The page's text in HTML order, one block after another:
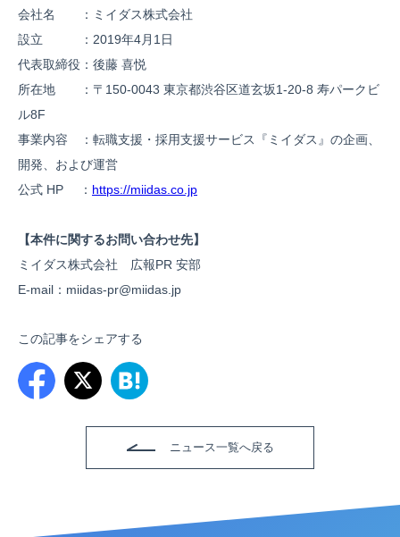
会社名 ：ミイダス株式会社
設立 ：2019年4月1日
代表取締役：後藤 喜悦
所在地 ：〒150-0043 東京都渋谷区道玄坂1-20-8 寿パークビ
ル8F
事業内容 ：転職支援・採用支援サービス『ミイダス』の企画、
開発、および運営
公式 HP ： https://miidas.co.jp
【本件に関するお問い合わせ先】
ミイダス株式会社 広報PR 安部
E-mail：miidas-pr@miidas.jp
この記事をシェアする
ニュース一覧へ戻る